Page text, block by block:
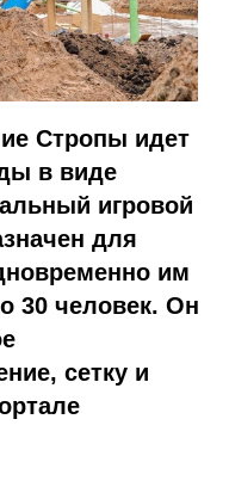
Стропы идет
в виде
игровой
для
им
30 человек. Он
сетку и